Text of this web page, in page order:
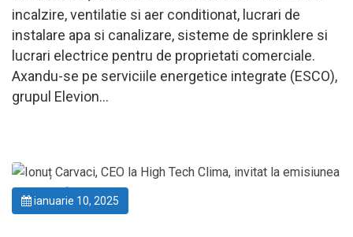
incalzire, ventilatie si aer conditionat, lucrari de
instalare apa si canalizare, sisteme de sprinklere si
lucrari electrice pentru de proprietati comerciale.
Axandu-se pe serviciile energetice integrate (ESCO),
grupul Elevion…
ianuarie 10, 2025